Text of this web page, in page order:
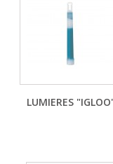
LUMIERES